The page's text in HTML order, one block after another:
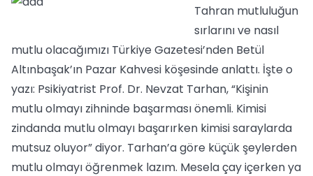
Tahran mutluluğun
sırlarını ve nasıl
mutlu olacağımızı Türkiye Gazetesi’nden Betül
Altınbaşak’ın Pazar Kahvesi köşesinde anlattı. İşte o
yazı: Psikiyatrist Prof. Dr. Nevzat Tarhan, “Kişinin
mutlu olmayı zihninde başarması önemli. Kimisi
zindanda mutlu olmayı başarırken kimisi saraylarda
mutsuz oluyor” diyor. Tarhan’a göre küçük şeylerden
mutlu olmayı öğrenmek lazım. Mesela çay içerken ya